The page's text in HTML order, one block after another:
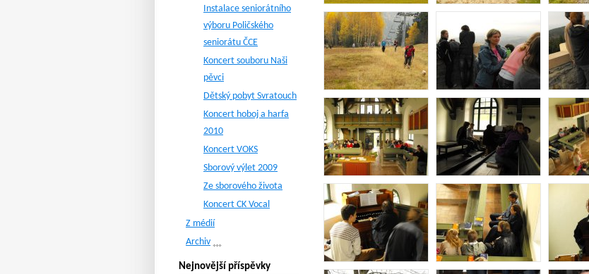
Instalace seniorátního
výboru Poličského
seniorátu ČCE
Koncert souboru Naši
pěvci
Dětský pobyt Svratouch
Koncert hoboj a harfa
2010
Koncert VOKS
Sborový výlet 2009
Ze sborového života
Koncert CK Vocal
Z médií
Archiv
Nejnovější příspěvky